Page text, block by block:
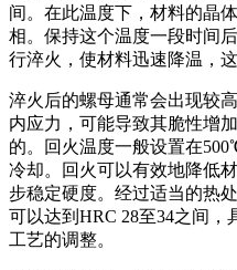
间。在此温度下，材料的晶
相。保持这个温度一段时间
行淬火，使材料迅速降温，
淬火后的螺母通常会出现较
内应力，可能导致其脆性增
的。回火温度一般设置在
冷却。回火可以有效地降低
步稳定硬度。经过适当的热
可以达到HRC 28至34之间
工艺的调整。